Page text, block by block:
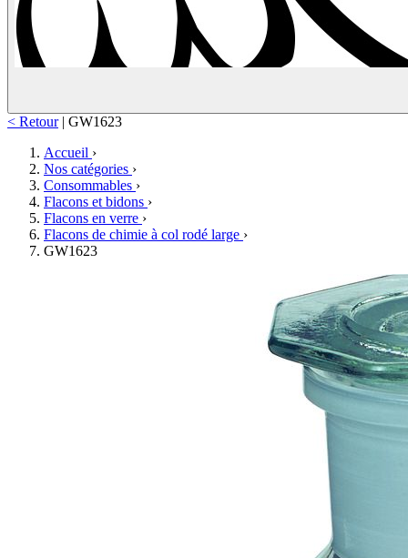
< Retour | GW1623
Accueil ›
Nos catégories ›
Consommables ›
Flacons et bidons ›
Flacons en verre ›
Flacons de chimie à col rodé large ›
GW1623